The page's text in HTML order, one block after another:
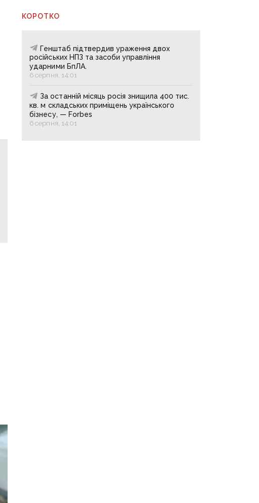
КОРОТКО
Генштаб підтвердив ураження двох
російських НПЗ та засоби управління
ударними БпЛА.
6 серпня, 14:01
За останній місяць росія знищила 400 тис.
кв. м складських приміщень українського
бізнесу, — Forbes
6 серпня, 14:01